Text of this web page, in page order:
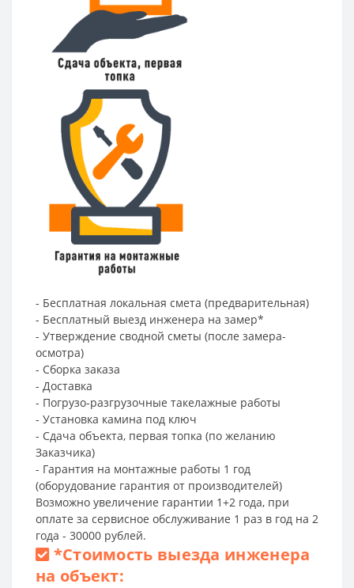
- Бесплатная локальная смета (предварительная)
- Бесплатный выезд инженера на замер*
- Утверждение сводной сметы (после замера-
осмотра)
- Сборка заказа
- Доставка
- Погрузо-разгрузочные такелажные работы
- Установка камина под ключ
- Сдача объекта, первая топка (по желанию
Заказчика)
- Гарантия на монтажные работы 1 год
(оборудование гарантия от производителей)
Возможно увеличение гарантии 1+2 года, при
оплате за сервисное обслуживание 1 раз в год на 2
года - 30000 рублей.
*Стоимость выезда инженера
на объект: